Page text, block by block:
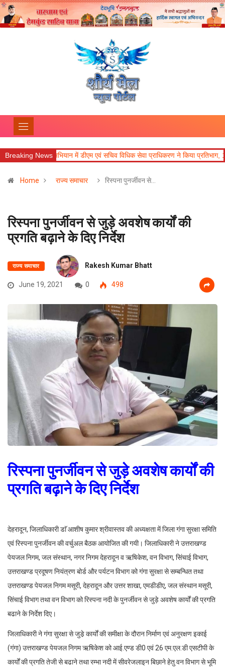
Breaking News
में डीएम एवं सचिव विधिक सेवा प्राधिकरण ने किया प्रतिभाग, 100 से अधिक लोग
Home राज्य समाचार रिस्पना पुनर्जीवन से…
रिस्पना पुनर्जीवन से जुड़े अवशेष कार्यों की
प्रगति बढ़ाने के दिए निर्देश
राज्य समाचार Rakesh Kumar Bhatt
June 19, 2021 0 498
रिस्पना पुनर्जीवन से जुड़े अवशेष कार्यों की
प्रगति बढ़ाने के दिए निर्देश
देहरादून, जिलाधिकारी डाॅ आशीष कुमार श्रीवास्तव की अध्यक्षता में जिला गंगा सुरक्षा समिति
एवं रिस्पना पुनर्जीवन की वर्चुअल बैठक आयोजित की गयी। जिलाधिकारी ने उत्तराखण्ड
पेयजल निगम, जल संस्थान, नगर निगम देहरादून व ऋषिकेश, वन विभाग, सिंचाई विभाग,
उत्तराखण्ड प्रदूषण नियंत्रण बोर्ड और पर्यटन विभाग को गंगा सुरक्षा से सम्बन्धित तथा
उत्तराखण्ड पेयजल निगम मसूरी, देहरादून और उत्तर शाखा, एमडीडीए, जल संस्थान मसूरी,
सिंचाई विभाग तथा वन विभाग को रिस्पना नदी के पुनर्जीवन से जुड़े अवशेष कार्यों की प्रगति
बढाने के निर्देश दिए।
जिलाधिकारी ने गंगा सुरक्षा से जुडे़ कार्यों की समीक्षा के दौरान निर्माण एवं अनुरक्षण इकाई
(गंगा) उत्तराखण्ड पेयजल निगम ऋषिकेश को आई.एण्ड डी0 एवं 26 एम.एल.डी एसटीपी के
कार्यों की प्रगति तेजी से बढाने तथा रम्भा नदी में सीवरेजलाइन बिछाने हेतु वन विभाग से भूमि